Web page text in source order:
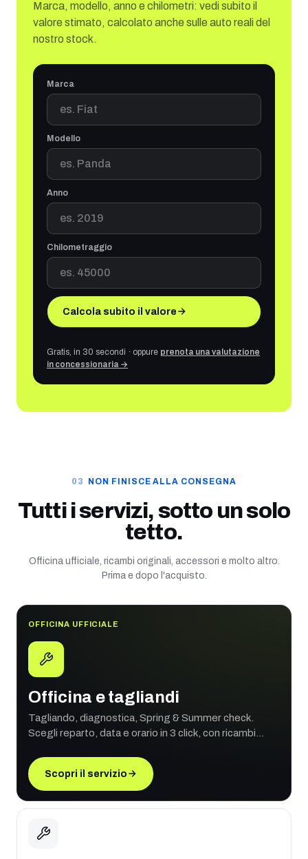
Marca, modello, anno e chilometri: vedi subito il
valore stimato, calcolato anche sulle auto reali del
nostro stock.
Marca
Modello
Anno
Chilometraggio
Calcola subito il valore
Gratis, in 30 secondi · oppure prenota una valutazione
in concessionaria →
NON FINISCE ALLA CONSEGNA
Tutti i servizi, sotto un solo
tetto.
Officina ufficiale, ricambi originali, accessori e molto altro.
Prima e dopo l'acquisto.
OFFICINA UFFICIALE
Officina e tagliandi
Tagliando, diagnostica, Spring & Summer check.
Scegli reparto, data e orario in 3 click, con ricambi
Scopri il servizio